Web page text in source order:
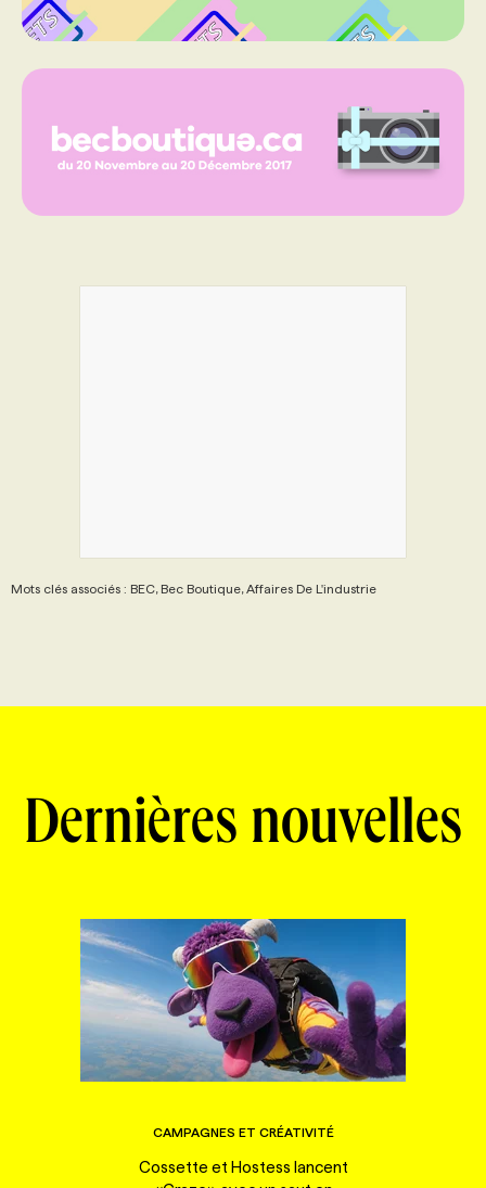
Mots clés associés : BEC, Bec Boutique, Affaires De L'industrie
Dernières nouvelles
CAMPAGNES ET CRÉATIVITÉ
Cossette et Hostess lancent